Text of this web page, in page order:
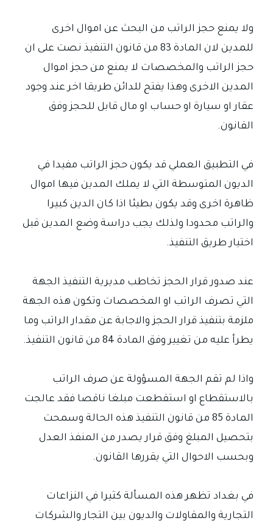
ولا يمنع حجز الراتب من البحث عن اموال اخرى
للمدين لان المادة 83 من قانون التنفيذ نصت على ان
حجز الراتب والمخصصات لا يمنع من حجز اموال
المدين الاخرى وهذا يفتح للدائن طريقا اخر عند وجود
عقار او سيارة او حساب او مال قابل للحجز وفق
القانون.
في التطبيق العملي قد يكون حجز الراتب مفيدا في
الديون المتوسطة التي لا يملك المدين فيها اموال
ظاهرة اخرى وقد يكون بطيئا اذا كان الدين كبيرا
والراتب محدودا ولذلك يجب دراسة وضع المدين قبل
اختيار طريق التنفيذ.
عند صدور قرار الحجز تخاطب مديرية التنفيذ الجهة
التي تصرف الراتب او المخصصات وتكون هذه الجهة
ملزمة بتنفيذ قرار الحجز والاجابة عن مقدار الراتب وما
يطرأ عليه من تغيير وفق المادة 84 من قانون التنفيذ.
واذا لم تقم الجهة المسؤولة عن صرف الراتب
بالاستقطاع او استقطعت مبلغا ناقصا فقد عالجت
المادة 85 من قانون التنفيذ هذه الحالة وسمحت
بتحصيل المبلغ وفق قرار يصدر من المنفذ العدل
وبحسب الاحوال التي يقررها القانون.
في بغداد تظهر هذه المسألة كثيرا في النزاعات
التجارية والمقاولات والديون بين التجار والشركات